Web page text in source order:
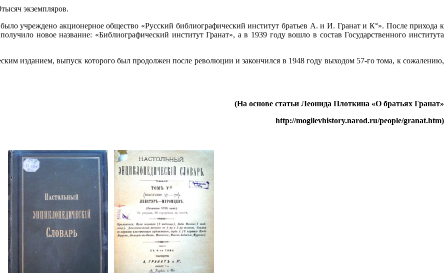
экземпляров.
учреждено акционерное общество «Русский библиографический институт братьев А. и И. Гранат и К°». После прихода к
новое название: «Библиографический институт Гранат», а в 1939 году вошло в состав Государственного института
изданием, выпуск которого был продолжен после революции и закончился в 1948 году выходом 57-го тома, к сожалению,
(На основе статьи Леонида Плоткина «О братьях Гранат»
http://mogilevhistory.narod.ru/people/granat.htm)